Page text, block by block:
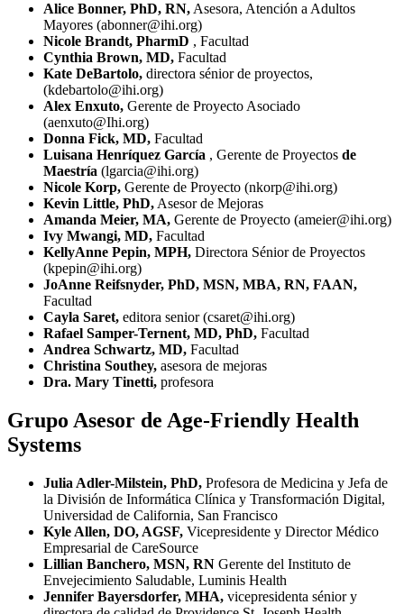
Alice Bonner, PhD, RN,Asesora, Atención a Adultos
Mayores (abonner@ihi.org)
Nicole Brandt, PharmD , Facultad
Cynthia Brown, MD, Facultad
Kate DeBartolo, directora sénior de proyectos,
(kdebartolo@ihi.org)
Alex Enxuto, Gerente de Proyecto Asociado
(aenxuto@Ihi.org)
Donna Fick, MD, Facultad
Luisana Henríquez García , Gerente de Proyectos de
Maestría (lgarcia@ihi.org)
Nicole Korp, Gerente de Proyecto (nkorp@ihi.org)
Kevin Little, PhD,Asesor de Mejoras
Amanda Meier, MA, Gerente de Proyecto (ameier@ihi.org)
Ivy Mwangi, MD, Facultad
KellyAnne Pepin, MPH, Directora Sénior de Proyectos
(kpepin@ihi.org)
JoAnne Reifsnyder, PhD, MSN, MBA, RN, FAAN,
Facultad
Cayla Saret, editora senior (csaret@ihi.org)
Rafael Samper-Ternent, MD, PhD, Facultad
Andrea Schwartz, MD, Facultad
Christina Southey, asesora de mejoras
Dra. Mary Tinetti, profesora
Grupo Asesor de Age-Friendly Health
Systems
Julia Adler-Milstein, PhD, Profesora de Medicina y Jefa de
la División de Informática Clínica y Transformación Digital,
Universidad de California, San Francisco
Kyle Allen, DO, AGSF, Vicepresidente y Director Médico
Empresarial de CareSource
Lillian Banchero, MSN, RN Gerente del Instituto de
Envejecimiento Saludable, Luminis Health
Jennifer Bayersdorfer, MHA, vicepresidenta sénior y